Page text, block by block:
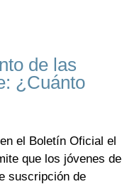
de las
¿Cuánto
el Boletín Oficial el
que los jóvenes de
suscripción de